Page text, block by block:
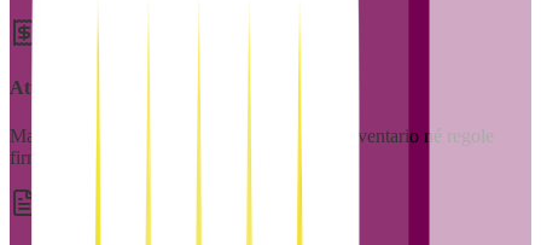
Attrezzatura non rispettata
Macchia, danno, attrezzatura accesa. Senza inventario né regole
firmate, la disputa si perde.